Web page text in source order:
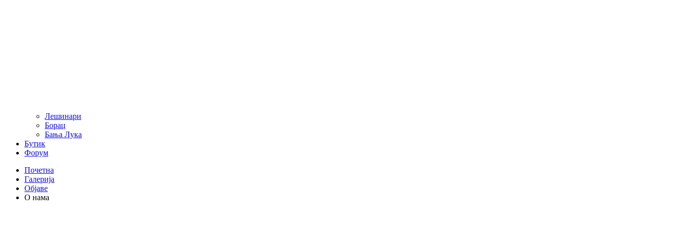
Лешинари
Борац
Бања Лука
Бутик
Форум
Почетна
Галерија
Објаве
О нама